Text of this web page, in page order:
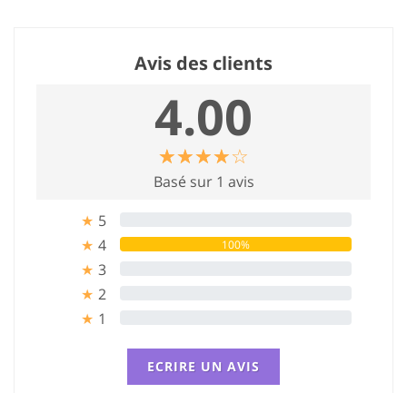
Avis des clients
4.00
☆☆☆☆☆
★★★★★
Basé sur 1 avis
★ 5
★ 4 100%
★ 3
★ 2
★ 1
ECRIRE UN AVIS